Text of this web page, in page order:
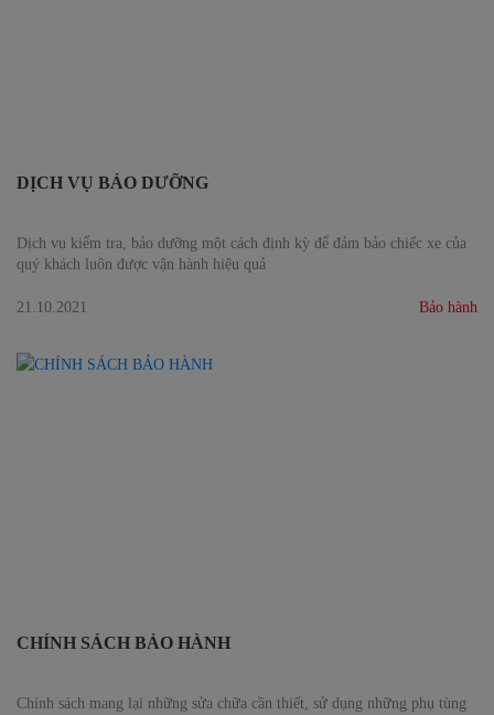
DỊCH VỤ BẢO DƯỠNG
Dịch vụ kiểm tra, bảo dưỡng một cách định kỳ để đảm bảo chiếc xe của
quý khách luôn được vận hành hiệu quả
21.10.2021 Bảo hành
CHÍNH SÁCH BẢO HÀNH
Chính sách mang lại những sửa chữa cần thiết, sử dụng những phụ tùng